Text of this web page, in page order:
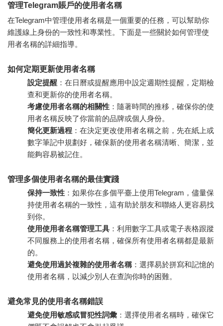
管理Telegram賬戶的使用者名稱
在Telegram中管理使用者名稱是一個重要的任務，可以幫助你
維護線上身份的一致性和專業性。下面是一些關於如何管理使
用者名稱的詳細指導。
如何定期更新使用者名稱
設定提醒 ：在日曆或提醒應用中設定週期性提醒，定期檢
查和更新你的使用者名稱。
考慮使用者名稱的相關性 ：隨著時間的推移，確保你的使
用者名稱反映了你當前的品牌或個人身份。
簡化更新過程 ：在決定更改使用者名稱之前，先在紙上或
數字筆記中規劃好，確保新的使用者名稱清晰、簡潔，並
能夠容易被記住。
管理多個使用者名稱的最佳實踐
保持一致性 ：如果你在多個平臺上使用Telegram，儘量保
持使用者名稱的一致性，這有助於朋友和聯絡人更容易找
到你。
使用使用者名稱管理工具 ：利用數字工具或電子表格跟蹤
不同服務上的使用者名稱，確保所有使用者名稱都是最新
的。
避免使用過於複雜的使用者名稱：選擇易於拼寫和記憶的
使用者名稱，以減少別人在查詢你時的困難。
避免常見的使用者名稱錯誤
避免使用敏感或冒犯性詞彙 ：選擇使用者名稱時，確保它